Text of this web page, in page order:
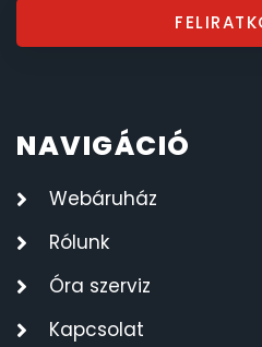
NAVIGÁCIÓ
Webáruház
Rólunk
Óra szerviz
Kapcsolat